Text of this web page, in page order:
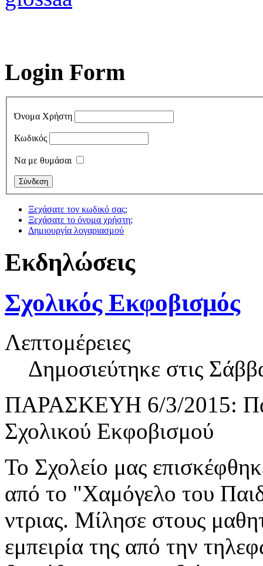
Login Form
Όνομα Χρήστη
Κωδικός
Να με θυμάσαι
Ξεχάσατε τον κωδικό σας;
Ξεχάσατε το όνομα χρήστη;
Δημιουργία λογαριασμού
Εκδηλώσεις
Σχολικός Εκφοβισμός
Λεπτομέρειες
Δημοσιεύτηκε στις
ΠΑΡΑΣΚΕΥΗ 6/3/2015:
Σχολικού Εκφοβισμού
Το Σχολείο μας
από το "Χαμόγελο του
ντριας. Μίλησε στους
εμπειρία της από την